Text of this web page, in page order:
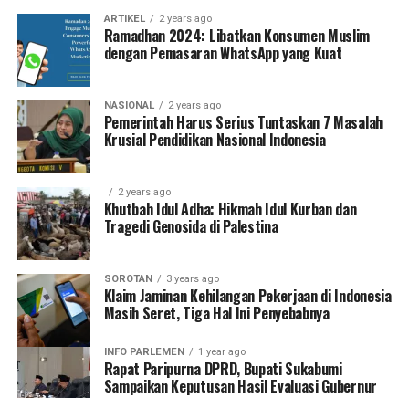
ARTIKEL 2 years ago
Ramadhan 2024: Libatkan Konsumen Muslim
dengan Pemasaran WhatsApp yang Kuat
NASIONAL 2 years ago
Pemerintah Harus Serius Tuntaskan 7 Masalah
Krusial Pendidikan Nasional Indonesia
2 years ago
Khutbah Idul Adha: Hikmah Idul Kurban dan
Tragedi Genosida di Palestina
SOROTAN 3 years ago
Klaim Jaminan Kehilangan Pekerjaan di Indonesia
Masih Seret, Tiga Hal Ini Penyebabnya
INFO PARLEMEN 1 year ago
Rapat Paripurna DPRD, Bupati Sukabumi
Sampaikan Keputusan Hasil Evaluasi Gubernur